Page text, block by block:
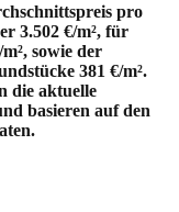
pro
3.502 €/m², für
sowie der
381 €/m².
die aktuelle
basieren auf den